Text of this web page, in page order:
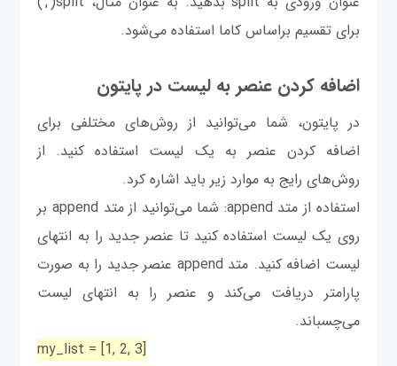
برای تقسیم براساس کاما استفاده می‌شود.
اضافه کردن عنصر به لیست در پایتون
در پایتون، شما می‌توانید از روش‌های مختلفی برای
اضافه کردن عنصر به یک لیست استفاده کنید. از
روش‌های رایج به موارد زیر باید اشاره کرد.
استفاده از متد append: شما می‌توانید از متد append بر
روی یک لیست استفاده کنید تا عنصر جدید را به انتهای
لیست اضافه کنید. متد append عنصر جدید را به صورت
پارامتر دریافت می‌کند و عنصر را به انتهای لیست
می‌چسباند.
my_list = [1, 2, 3]